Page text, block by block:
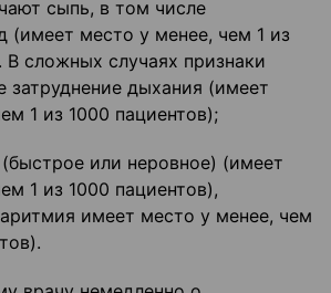
сыпь, в том числе
(имеет место у менее, чем 1 из
В сложных случаях признаки
затруднение дыхания (имеет
1 из 1000 пациентов);
или неровное) (имеет
1 из 1000 пациентов),
имеет место у менее, чем